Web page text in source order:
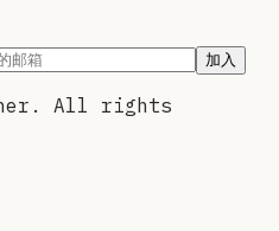
加入
All rights